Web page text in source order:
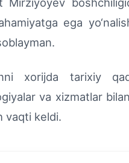
ega
xorijda tarixiy
va xizmatlar
vaqti keldi.